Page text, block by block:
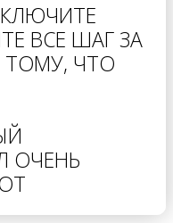
ВСЕ ШАГ ЗА
ЧТО
ОЧЕНЬ